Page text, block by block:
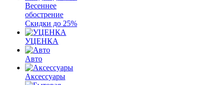
Весеннее
обострение
Скидки до 25%
УЦЕНКА
Авто
Аксессуары